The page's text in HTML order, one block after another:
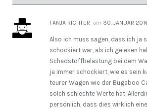
TANJA RICHTER am 30. JANUAR
Also ich muss sagen, dass ich ja
schockiert war, als ich gelesen
Schadstoffbelastung bei dem
ja immer schockiert, wie es sein
teurer Wagen wie der Bugaboo
solch schlechte Werte hat.
persönlich, dass dies wirklich